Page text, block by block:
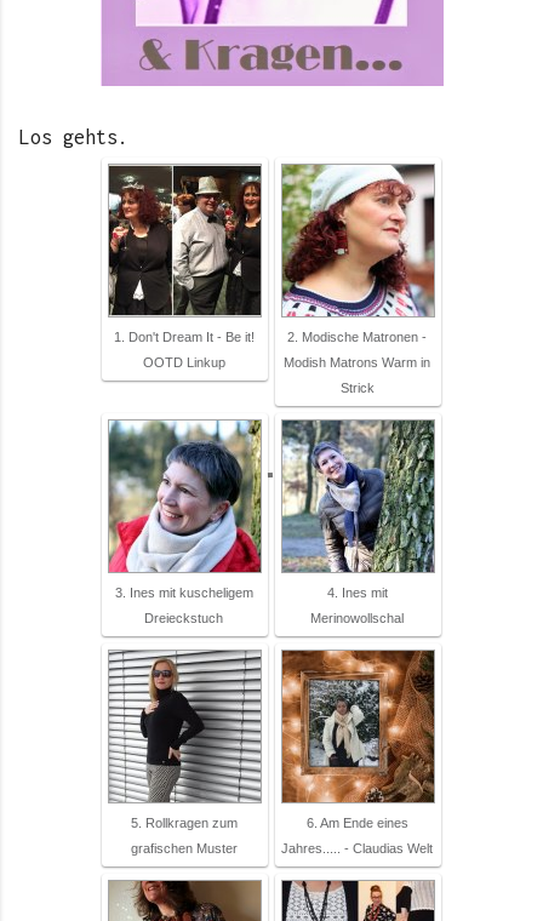
Los gehts.
1. Don't Dream It - Be it!
OOTD Linkup
2. Modische Matronen -
Modish Matrons Warm in
Strick
3. Ines mit kuscheligem
Dreieckstuch
4. Ines mit
Merinowollschal
5. Rollkragen zum
grafischen Muster
6. Am Ende eines
Jahres..... - Claudias Welt